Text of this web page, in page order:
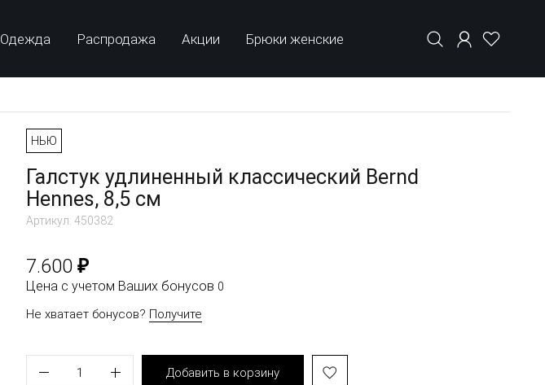
Одежда Распродажа Акции Брюки женские
НЬЮ
Галстук удлиненный классический Bernd
Hennes, 8,5 см
Артикул: 450382
7.600 ₽
Цена с учетом Ваших бонусов 0
Не хватает бонусов? Получите
1 Добавить в корзину